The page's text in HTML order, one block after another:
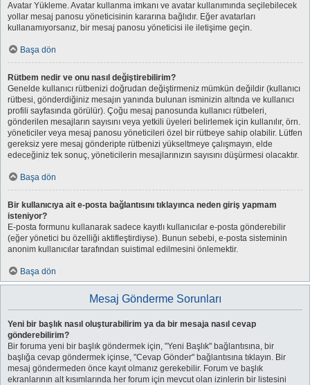
Avatar Yükleme. Avatar kullanma imkanı ve avatar kullanımında seçilebilecek
yollar mesaj panosu yöneticisinin kararına bağlıdır. Eğer avatarları
kullanamıyorsanız, bir mesaj panosu yöneticisi ile iletişime geçin.
Başa dön
Rütbem nedir ve onu nasıl değiştirebilirim?
Genelde kullanıcı rütbenizi doğrudan değiştirmeniz mümkün değildir (kullanıcı
rütbesi, gönderdiğiniz mesajın yanında bulunan isminizin altında ve kullanıcı
profili sayfasında görülür). Çoğu mesaj panosunda kullanıcı rütbeleri,
gönderilen mesajların sayısını veya yetkili üyeleri belirlemek için kullanılır, örn.
yöneticiler veya mesaj panosu yöneticileri özel bir rütbeye sahip olabilir. Lütfen
gereksiz yere mesaj gönderipte rütbenizi yükseltmeye çalışmayın, elde
edeceğiniz tek sonuç, yöneticilerin mesajlarınızın sayısını düşürmesi olacaktır.
Başa dön
Bir kullanıcıya ait e-posta bağlantısını tıklayınca neden giriş yapmam
isteniyor?
E-posta formunu kullanarak sadece kayıtlı kullanıcılar e-posta gönderebilir
(eğer yönetici bu özelliği aktifleştirdiyse). Bunun sebebi, e-posta sisteminin
anonim kullanıcılar tarafından suistimal edilmesini önlemektir.
Başa dön
Mesaj Gönderme Sorunları
Yeni bir başlık nasıl oluşturabilirim ya da bir mesaja nasıl cevap
gönderebilirim?
Bir foruma yeni bir başlık göndermek için, "Yeni Başlık" bağlantısına, bir
başlığa cevap göndermek içinse, "Cevap Gönder" bağlantısına tıklayın. Bir
mesaj göndermeden önce kayıt olmanız gerekebilir. Forum ve başlık
ekranlarının alt kısımlarında her forum için mevcut olan izinlerin bir listesini